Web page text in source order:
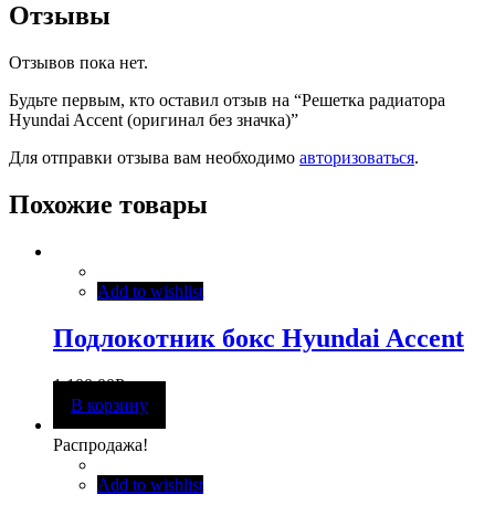
Отзывы
Отзывов пока нет.
Будьте первым, кто оставил отзыв на “Решетка радиатора
Hyundai Accent (оригинал без значка)”
Для отправки отзыва вам необходимо авторизоваться.
Похожие товары
Add to wishlist
Подлокотник бокс Hyundai Accent
1 100,00Р
В корзину
Распродажа!
Add to wishlist